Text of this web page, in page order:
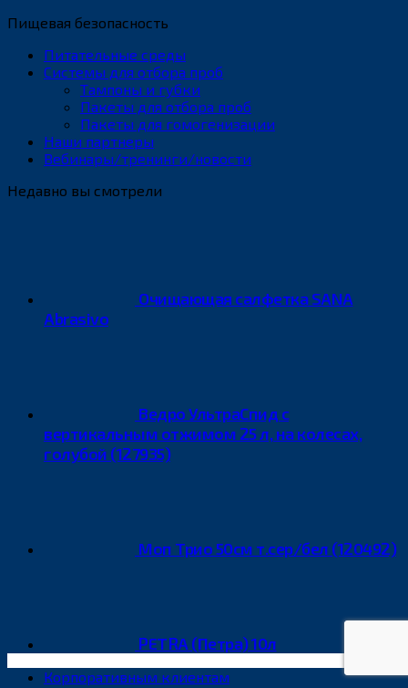
Пищевая безопасность
Питательные среды
Системы для отбора проб
Тампоны и губки
Пакеты для отбора проб
Пакеты для гомогенизации
Наши партнеры
Вебинары/тренинги/новости
Недавно вы смотрели
Очищающая салфетка SANA
Abrasivo
Ведро УльтраСпид с
вертикальным отжимом 25 л, на колесах,
голубой (127935)
Моп Трио 50см т.сер/бел (120492)
PETRA (Петра) 10л
Корпоративным клиентам